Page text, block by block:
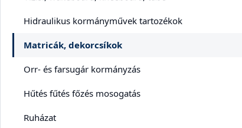
Hidraulikus kormányművek tartozékok
Matricák, dekorcsíkok
Orr- és farsugár kormányzás
Hűtés fűtés főzés mosogatás
Ruházat